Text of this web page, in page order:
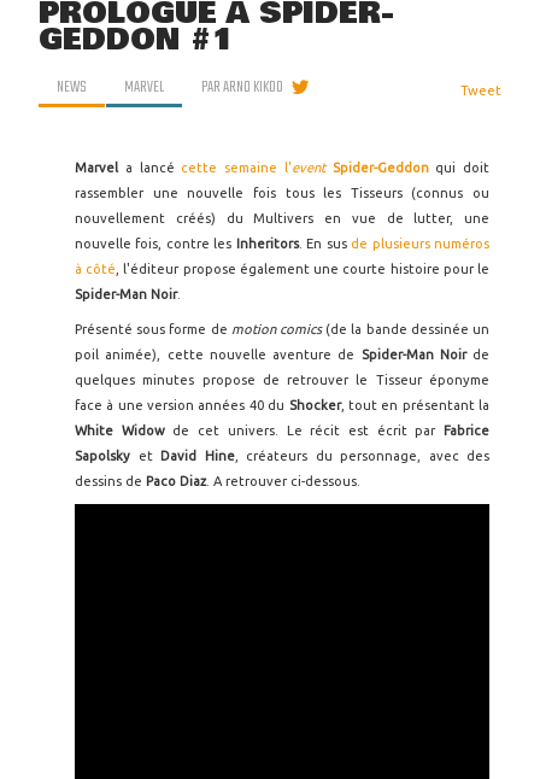
PROLOGUE À SPIDER-
GEDDON #1
NEWS MARVEL PARARNO KIKOO Tweet
Marvel a lancé cette semaine l'event Spider-Geddon qui doit
rassembler une nouvelle fois tous les Tisseurs (connus ou
nouvellement créés) du Multivers en vue de lutter, une
nouvelle fois, contre les Inheritors. En sus de plusieurs numéros
à côté
, l'éditeur propose également une courte histoire pour le
Spider-Man Noir.
Présenté sous forme de motion comics (de la bande dessinée un
poil animée), cette nouvelle aventure de
Spider-Man Noir de
quelques minutes propose de retrouver le Tisseur éponyme
face à une version années 40 du Shocker, tout en présentant la
White Widowde cet univers. Le récit est écrit par Fabrice
Sapolsky
et David Hine, créateurs du personnage, avec des
dessins de Paco Diaz. A retrouver ci-dessous.